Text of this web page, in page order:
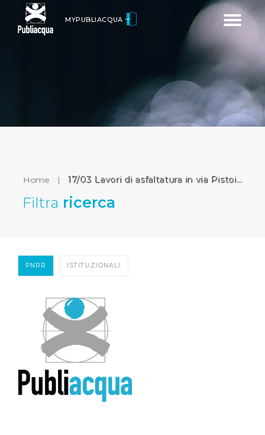
Toggle
MYPUBLIACQUA
Home | 17/03 Lavori di asfaltatura in via Pistoiese (Prato)
Filtra ricerca
PNRR ISTITUZIONALI